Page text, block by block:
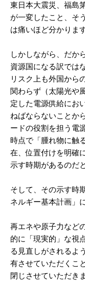
東日本大震災、福島
が一変したこと、そ
は痛いほど分かります
しかしながら、だか
資源国になる訳では
リスク上も外国から
関わらず（太陽光や
定した電源供給にお
ねばならないことか
ードの役割を担う電
時点で「腫れ物に触
在、位置付けを明確
示す時期があるのだ
そして、その示す時
ネルギー基本計画」
再エネや原子力など
的に「現実的」な視
る見直しがされるよ
有させていただくこ
閉じさせていただき